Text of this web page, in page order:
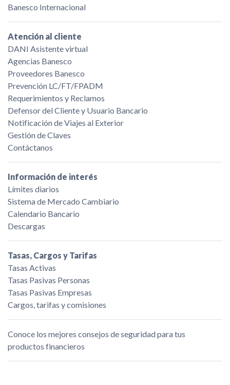
Banesco Internacional
Atención al cliente
DANI Asistente virtual
Agencias Banesco
Proveedores Banesco
Prevención LC/FT/FPADM
Requerimientos y Reclamos
Defensor del Cliente y Usuario Bancario
Notificación de Viajes al Exterior
Gestión de Claves
Contáctanos
Información de interés
Límites diarios
Sistema de Mercado Cambiario
Calendario Bancario
Descargas
Tasas, Cargos y Tarifas
Tasas Activas
Tasas Pasivas Personas
Tasas Pasivas Empresas
Cargos, tarifas y comisiones
Conoce los mejores consejos de seguridad para tus
productos financieros